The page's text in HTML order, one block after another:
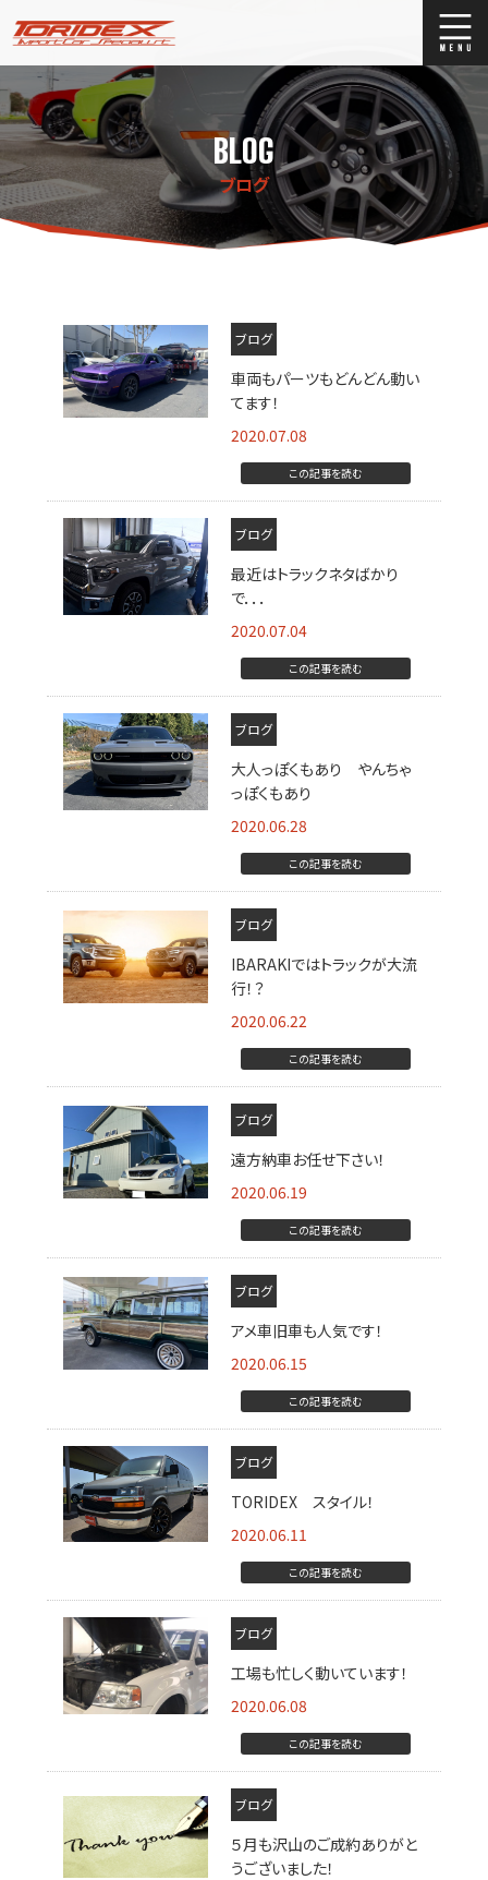
ブログ
Stock list
ストックリスト
買取
BLOG
ブログ
ブログ
車両もパーツもどんどん動い
てます！
2020.07.08
この記事を読む
ブログ
最近はトラックネタばかり
で．．．
2020.07.04
この記事を読む
ブログ
大人っぽくもあり やんちゃ
っぽくもあり
2020.06.28
この記事を読む
ブログ
IBARAKIではトラックが大流
行！？
2020.06.22
この記事を読む
ブログ
遠方納車お任せ下さい！
2020.06.19
この記事を読む
ブログ
アメ車旧車も人気です！
2020.06.15
この記事を読む
ブログ
TORIDEX スタイル！
2020.06.11
この記事を読む
ブログ
工場も忙しく動いています！
2020.06.08
この記事を読む
ブログ
５月も沢山のご成約ありがと
うございました！